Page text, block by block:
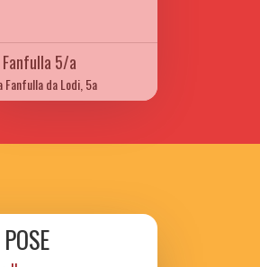
Fanfulla 5/a
Fanfulla da Lodi, 5a